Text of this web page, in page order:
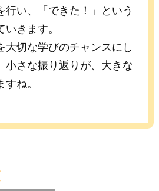
行い、「できた！」という
きます。
大切な学びのチャンスにし
小さな振り返りが、大きな
ね。